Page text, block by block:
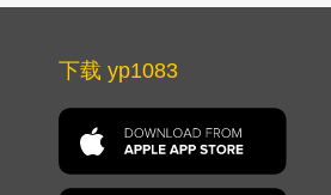
下载 yp1083